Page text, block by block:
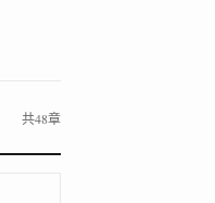
共48章